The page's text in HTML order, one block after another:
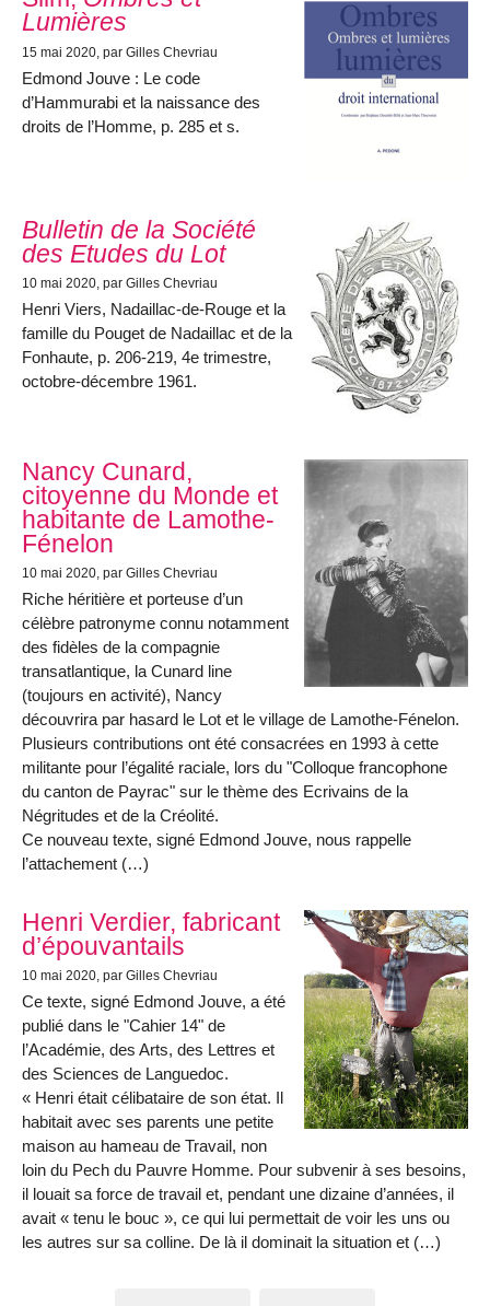
Lumières
15 mai 2020 , par Gilles Chevriau
Edmond Jouve : Le code
d’Hammurabi et la naissance des
droits de l’Homme, p. 285 et s.
Bulletin de la Société
des Etudes du Lot
10 mai 2020, par Gilles Chevriau
Henri Viers, Nadaillac-de-Rouge et la
famille du Pouget de Nadaillac et de la
Fonhaute, p. 206-219, 4e trimestre,
octobre-décembre 1961.
Nancy Cunard,
citoyenne du Monde et
habitante de Lamothe-
Fénelon
10 mai 2020, par Gilles Chevriau
Riche héritière et porteuse d’un
célèbre patronyme connu notamment
des fidèles de la compagnie
transatlantique, la Cunard line
(toujours en activité), Nancy
découvrira par hasard le Lot et le village de Lamothe-Fénelon.
Plusieurs contributions ont été consacrées en 1993 à cette
militante pour l’égalité raciale, lors du "Colloque francophone
du canton de Payrac" sur le thème des Ecrivains de la
Négritudes et de la Créolité.
Ce nouveau texte, signé Edmond Jouve, nous rappelle
l’attachement (…)
Henri Verdier, fabricant
d’épouvantails
10 mai 2020, par Gilles Chevriau
Ce texte, signé Edmond Jouve, a été
publié dans le "Cahier 14" de
l’Académie, des Arts, des Lettres et
des Sciences de Languedoc.
« Henri était célibataire de son état. Il
habitait avec ses parents une petite
maison au hameau de Travail, non
loin du Pech du Pauvre Homme. Pour subvenir à ses besoins,
il louait sa force de travail et, pendant une dizaine d’années, il
avait « tenu le bouc », ce qui lui permettait de voir les uns ou
les autres sur sa colline. De là il dominait la situation et (…)